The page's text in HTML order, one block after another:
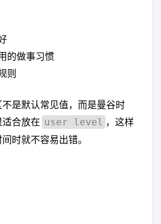
的做事习惯
则
是默认常见值，而是曼谷时
合放在 user level ，这样
时就不容易出错。